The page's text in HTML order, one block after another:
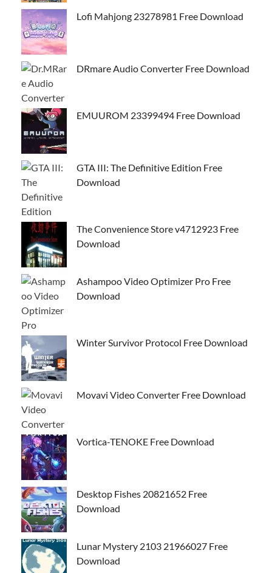
Lofi Mahjong 23278981 Free Download
DRmare Audio Converter Free Download
EMUUROM 23399494 Free Download
GTA III: The Definitive Edition Free
Download
The Convenience Store v4712923 Free
Download
Ashampoo Video Optimizer Pro Free
Download
Winter Survivor Protocol Free Download
Movavi Video Converter Free Download
Vortica-TENOKE Free Download
Desktop Fishes 20821652 Free
Download
Lunar Mystery 2103 21966027 Free
Download